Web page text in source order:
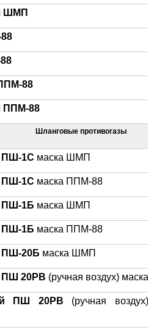
ШМП
88
ППМ-88
Шланговые противогазы
ПШ-1С маска ШМП
ПШ-1С маска ППМ-88
ПШ-1Б маска ШМП
ПШ-1Б маска ППМ-88
ПШ-20Б маска ШМП
ПШ 20РВ (ручная воздух)
ПШ 20РВ (ручная